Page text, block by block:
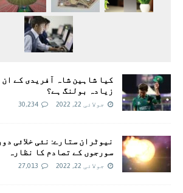
کیا شاہین شاہ آفریدی کے
زیادہ بولنگ ہے؟
جولائی 22, 2022 30,234
نیوٹران ستارے: نئی خلائی
سورجوں کے تصادم کا نظارہ
جولائی 22, 2022 27,013